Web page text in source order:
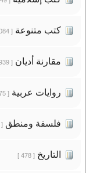
كتب متنوعة[ 1084 ]
مقارنة أديان[ 939 ]
روايات عربية[ 575 ]
فلسفة ومنطق]
التاريخ[ 478 ]